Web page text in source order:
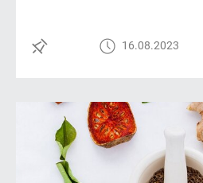
16.08.2023